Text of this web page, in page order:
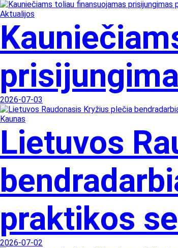
Aktualijos
2026-07-03
Kaunas
Lietuvos
praktikos
2026-07-02